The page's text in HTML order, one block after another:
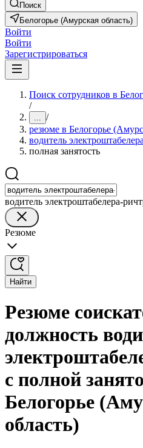
Поиск
Белогорье (Амурская область)
Войти
Войти
Зарегистрироваться
Поиск сотрудников в
/
... /
резюме в Белогорье
водитель
полная занятость
водитель электроштабелера-
Резюме
Найти
Резюме
должность
с полной
Белогорье
область)